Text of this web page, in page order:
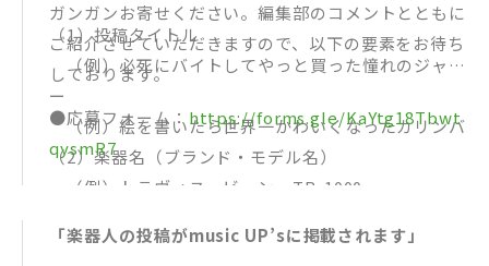
ガンガンお寄せください。編集部のコメントとともに
ご紹介させていただきますので、以下の要素をお待ち
しております。
（1）投稿タイトル
（例）必死にバイトしてやっと買った憧れのジャガ
ー
（例）絵を書いたら世界一かわいくなったカリンバ
（2）楽器名（ブランド・モデル名）
（例）トラヴィス・ビーン TB-1000
（3）お名前 所在 年齢
●応募フォーム： https://forms.gle/KaYtg18Tbwt
qysmR7
「楽器人の投稿がmusic UP’sに掲載されます」